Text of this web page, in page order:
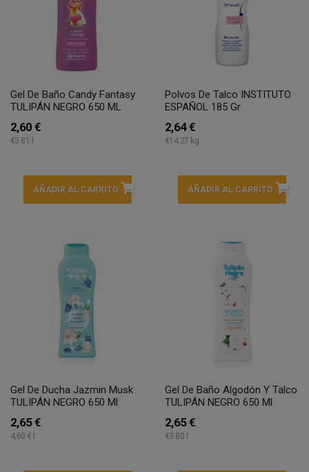
Gel De Baño Candy Fantasy
TULIPÁN NEGRO 650 ML
2,60 €
€3.81 l
AÑADIR AL CARRITO
Polvos De Talco INSTITUTO
ESPAÑOL 185 Gr
2,64 €
€14.27 kg
AÑADIR AL CARRITO
Gel De Ducha Jazmin Musk
TULIPÁN NEGRO 650 Ml
2,65 €
4,60 € l
Gel De Baño Algodón Y Talco
TULIPÁN NEGRO 650 Ml
2,65 €
€3.80 l